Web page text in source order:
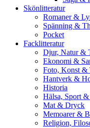
Skönlitteratur
Romaner &
Spänning &
Pocket
Facklitteratur
Djur, Natur &
Ekonomi &
Foto, Konst &
Hantverk &
Historia
Hälsa, Sport
Mat & Dryck
Memoarer &
Religion,